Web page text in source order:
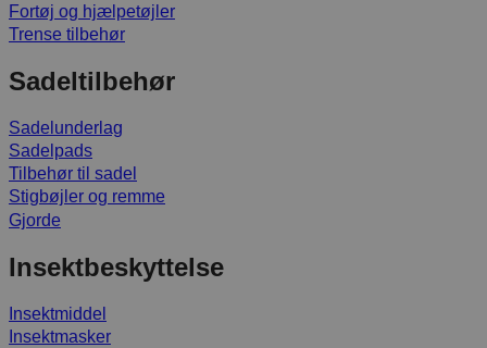
Fortøj og hjælpetøjler
Trense tilbehør
Sadeltilbehør
Sadelunderlag
Sadelpads
Tilbehør til sadel
Stigbøjler og remme
Gjorde
Insektbeskyttelse
Insektmiddel
Insektmasker